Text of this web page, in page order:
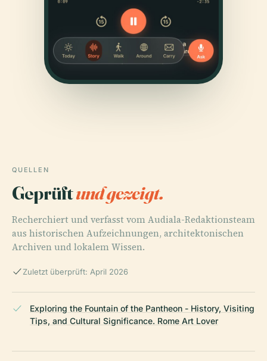
QUELLEN
Geprüftund gezeigt.
Recherchiert und verfasst vom Audiala-Redaktionsteam
aus historischen Aufzeichnungen, architektonischen
Archiven und lokalem Wissen.
Zuletzt überprüft: April 2026
Exploring the Fountain of the Pantheon - History, Visiting
Tips, and Cultural Significance. Rome Art Lover